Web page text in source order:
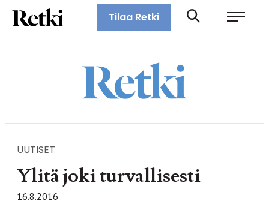
Siirry
suoraan
Retki-lehti
Tilaa Retki
UUTISET
Ylitä joki turvallisesti
16.8.2016